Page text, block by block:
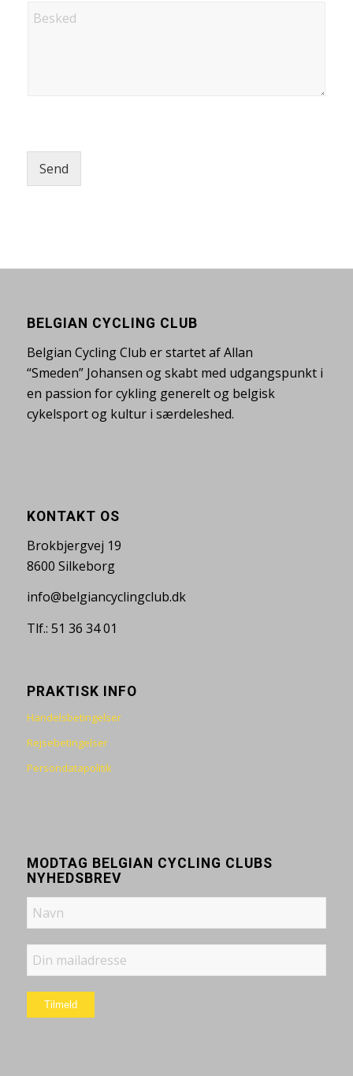
Send
BELGIAN CYCLING CLUB
Belgian Cycling Club er startet af Allan
“Smeden” Johansen og skabt med udgangspunkt i
en passion for cykling generelt og belgisk
cykelsport og kultur i særdeleshed.
KONTAKT OS
Brokbjergvej 19
8600 Silkeborg
info@belgiancyclingclub.dk
Tlf.: 51 36 34 01
PRAKTISK INFO
Handelsbetingelser
Rejsebetingelser
Persondatapolitik
MODTAG BELGIAN CYCLING CLUBS
NYHEDSBREV